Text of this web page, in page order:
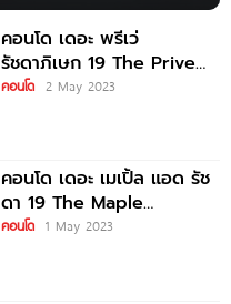
คอนโด เดอะ พรีเว่
รัชดาภิเษก 19 The Prive
Ratchada 19
คอนโด 2 May 2023
คอนโด เดอะ เมเปิ้ล แอด รัช
ดา 19 The Maple
@Ratchada 19
คอนโด 1 May 2023